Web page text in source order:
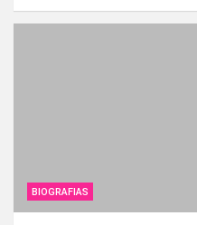
BIOGRAFIAS